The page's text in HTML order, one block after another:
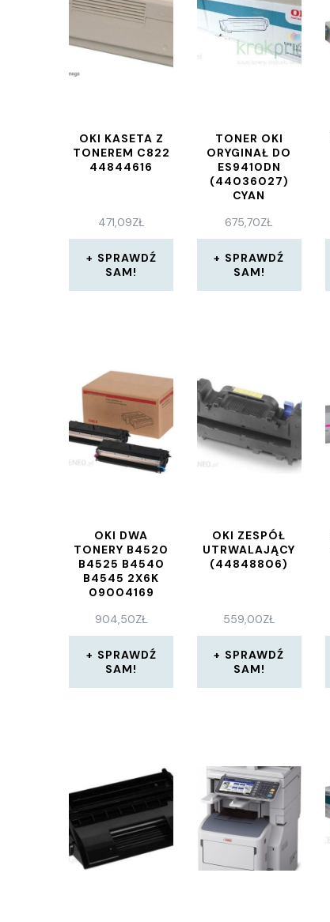
OKI KASETA Z
TONEREM C822
44844616
471,09ZŁ
SPRAWDŹ
SAM!
TONER OKI
ORYGINAŁ DO
ES9410DN
(44036027)
CYAN
675,70ZŁ
SPRAWDŹ
SAM!
OKI DWA
TONERY B4520
B4525 B4540
B4545 2X6K
09004169
904,50ZŁ
SPRAWDŹ
SAM!
OKI ZESPÓŁ
UTRWALAJĄCY
(44848806)
559,00ZŁ
SPRAWDŹ
SAM!